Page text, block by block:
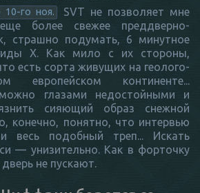
10-го ноя.
SVT не позволяет мне
более свежее преддверно-
страшно подумать, 6 минутное
Х. Как мило с их стороны,
есть сорта живущих на геолого-
европейском континенте...
глазами недостойными и
сияющий образ снежной
конечно, понятно, что интервью
весь подобный треп... Искать
— унизительно. Как в форточку
дверь не пускают.